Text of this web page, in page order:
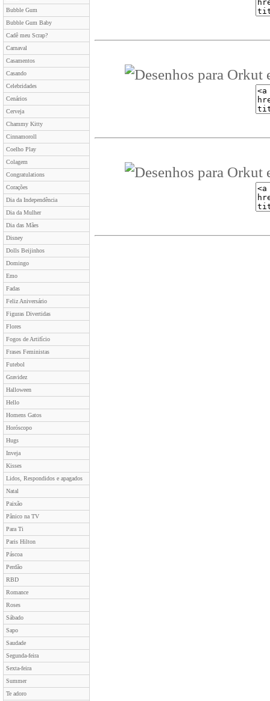
Bubble Gum
Bubble Gum Baby
Cadê meu Scrap?
Carnaval
Casamentos
Casando
Celebridades
Cenários
Cerveja
Chammy Kitty
Cinnamoroll
Coelho Play
Colagem
Congratulations
Corações
Dia da Independência
Dia da Mulher
Dia das Mães
Disney
Dolls Beijinhos
Domingo
Emo
Fadas
Feliz Aniversário
Figuras Divertidas
Flores
Fogos de Artifício
Frases Feministas
Futebol
Gravidez
Halloween
Hello
Homens Gatos
Horóscopo
Hugs
Inveja
Kisses
Lidos, Respondidos e apagados
Natal
Paixão
Pânico na TV
Para Ti
Paris Hilton
Páscoa
Perdão
RBD
Romance
Roses
Sábado
Sapo
Saudade
Segunda-feira
Sexta-feira
Summer
Te adoro